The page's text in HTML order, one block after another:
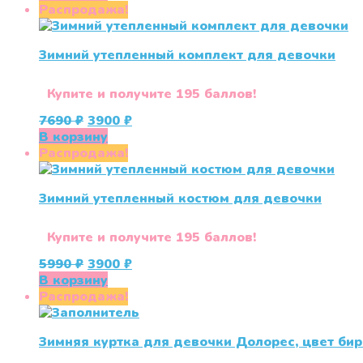
составляла
2500 ₽.
Распродажа!
Зимний утепленный комплект для девочки
Купите и получите 195 баллов!
7690₽ Первоначальная
цена
составляла
7690 ₽.
3900 ₽Текущая
В корзину
Распродажа!
Зимний утепленный костюм для девочки
Купите и получите 195 баллов!
5990₽ Первоначальная
цена
составляла
5990 ₽.
3900 ₽Текущая
В корзину
Распродажа!
Зимняя куртка для девочки Долорес, цвет